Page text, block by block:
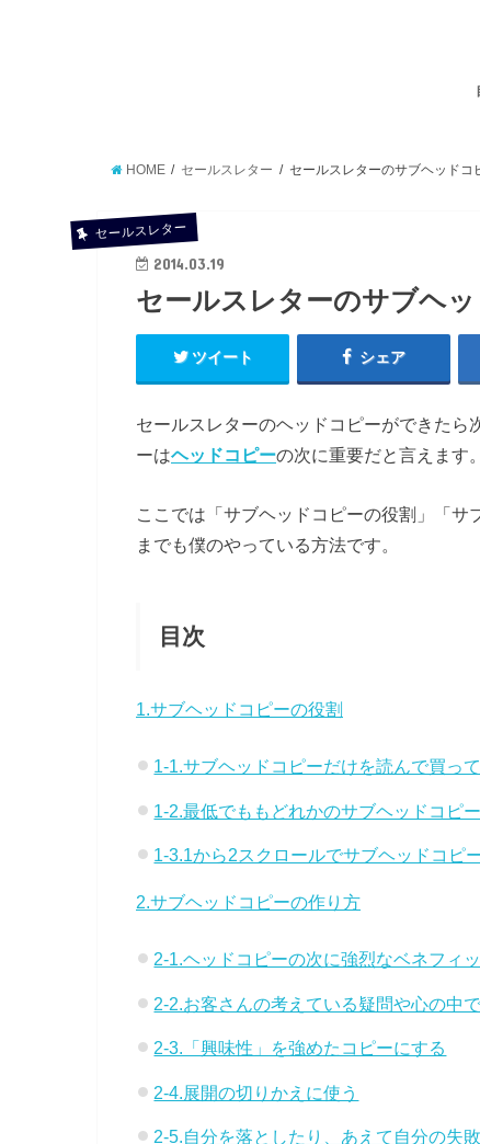
HOME セールスレター セールスレターのサブヘッドコ
セールスレター
2014.03.19
セールスレターのサブヘ
ツイート シェア
セールスレターのヘッドコピーができた
ーはヘッドコピーの次に重要だと言えます。
ここでは「サブヘッドコピーの役割」「サ
までも僕のやっている方法です。
目次
1.サブヘッドコピーの役割
1-1.サブヘッドコピーだけを読んで買っ
1-2.最低でももどれかのサブヘッドコピ
1-3.1から2スクロールでサブヘッドコピ
2.サブヘッドコピーの作り方
2-1.ヘッドコピーの次に強烈なベネフィ
2-2.お客さんの考えている疑問や心の中
2-3.「興味性」を強めたコピーにする
2-4.展開の切りかえに使う
2-5.自分を落としたり、あえて自分の失